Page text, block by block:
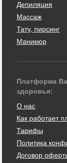
Депиляция
Массаж
Тату, пирсинг
Маникюр
Платформа
здоровья:
О нас
Как работает
Тарифы
Политика
Договор